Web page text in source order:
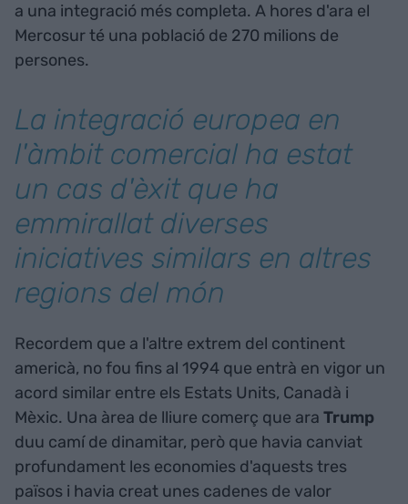
a una integració més completa. A hores d'ara el
Mercosur té una població de 270 milions de
persones.
La integració europea en
l'àmbit comercial ha estat
un cas d'èxit que ha
emmirallat diverses
iniciatives similars en altres
regions del món
Recordem que a l'altre extrem del continent
americà, no fou fins al 1994 que entrà en vigor un
acord similar entre els Estats Units, Canadà i
Mèxic. Una àrea de lliure comerç que ara Trump
duu camí de dinamitar, però que havia canviat
profundament les economies d'aquests tres
països i havia creat unes cadenes de valor